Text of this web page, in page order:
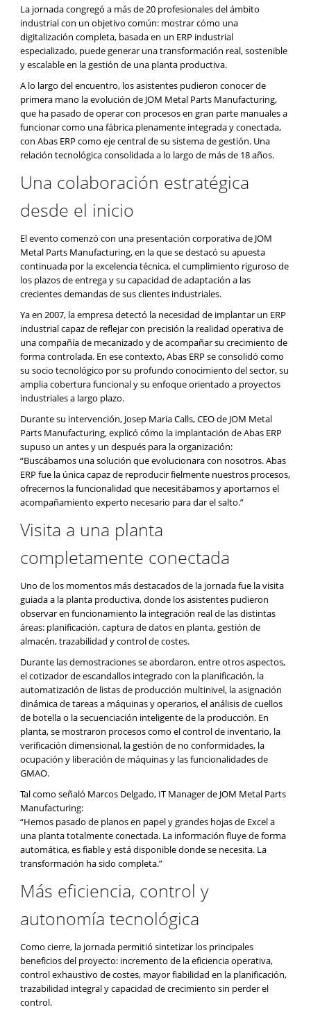
La jornada congregó a más de 20 profesionales del ámbito
industrial con un objetivo común: mostrar cómo una
digitalización completa, basada en un ERP industrial
especializado, puede generar una transformación real, sostenible
y escalable en la gestión de una planta productiva.
A lo largo del encuentro, los asistentes pudieron conocer de
primera mano la evolución de JOM Metal Parts Manufacturing,
que ha pasado de operar con procesos en gran parte manuales a
funcionar como una fábrica plenamente integrada y conectada,
con Abas ERP como eje central de su sistema de gestión. Una
relación tecnológica consolidada a lo largo de más de 18 años.
Una colaboración estratégica
desde el inicio
El evento comenzó con una presentación corporativa de JOM
Metal Parts Manufacturing, en la que se destacó su apuesta
continuada por la excelencia técnica, el cumplimiento riguroso de
los plazos de entrega y su capacidad de adaptación a las
crecientes demandas de sus clientes industriales.
Ya en 2007, la empresa detectó la necesidad de implantar un ERP
industrial capaz de reflejar con precisión la realidad operativa de
una compañía de mecanizado y de acompañar su crecimiento de
forma controlada. En ese contexto, Abas ERP se consolidó como
su socio tecnológico por su profundo conocimiento del sector, su
amplia cobertura funcional y su enfoque orientado a proyectos
industriales a largo plazo.
Durante su intervención, Josep Maria Calls, CEO de JOM Metal
Parts Manufacturing, explicó cómo la implantación de Abas ERP
supuso un antes y un después para la organización:
“Buscábamos una solución que evolucionara con nosotros. Abas
ERP fue la única capaz de reproducir fielmente nuestros procesos,
ofrecernos la funcionalidad que necesitábamos y aportarnos el
acompañamiento experto necesario para dar el salto.”
Visita a una planta
completamente conectada
Uno de los momentos más destacados de la jornada fue la visita
guiada a la planta productiva, donde los asistentes pudieron
observar en funcionamiento la integración real de las distintas
áreas: planificación, captura de datos en planta, gestión de
almacén, trazabilidad y control de costes.
Durante las demostraciones se abordaron, entre otros aspectos,
el cotizador de escandallos integrado con la planificación, la
automatización de listas de producción multinivel, la asignación
dinámica de tareas a máquinas y operarios, el análisis de cuellos
de botella o la secuenciación inteligente de la producción. En
planta, se mostraron procesos como el control de inventario, la
verificación dimensional, la gestión de no conformidades, la
ocupación y liberación de máquinas y las funcionalidades de
GMAO.
Tal como señaló Marcos Delgado, IT Manager de JOM Metal Parts
Manufacturing:
“Hemos pasado de planos en papel y grandes hojas de Excel a
una planta totalmente conectada. La información fluye de forma
automática, es fiable y está disponible donde se necesita. La
transformación ha sido completa.”
Más eficiencia, control y
autonomía tecnológica
Como cierre, la jornada permitió sintetizar los principales
beneficios del proyecto: incremento de la eficiencia operativa,
control exhaustivo de costes, mayor fiabilidad en la planificación,
trazabilidad integral y capacidad de crecimiento sin perder el
control.